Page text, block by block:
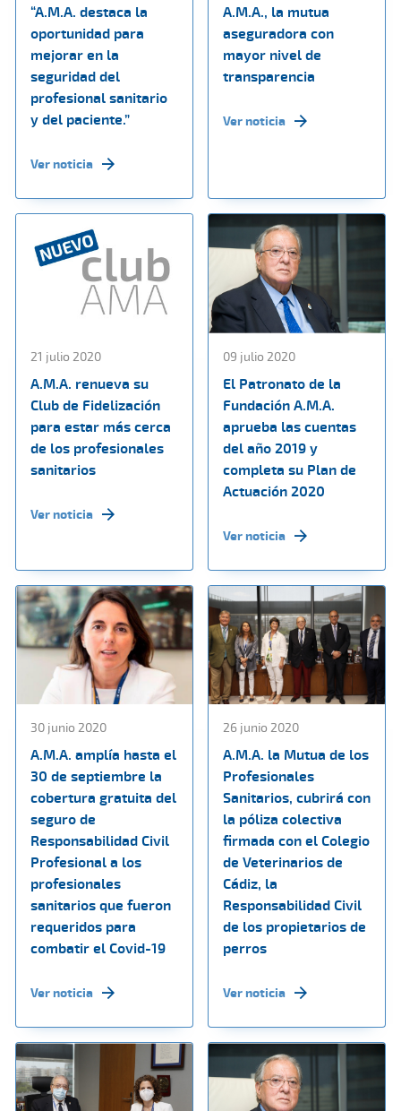
“A.M.A. destaca la
oportunidad para
mejorar en la
seguridad del
profesional sanitario
y del paciente.”
Ver noticia
A.M.A., la mutua
aseguradora con
mayor nivel de
transparencia
Ver noticia
21 julio 2020
A.M.A. renueva su
Club de Fidelización
para estar más cerca
de los profesionales
sanitarios
Ver noticia
09 julio 2020
El Patronato de la
Fundación A.M.A.
aprueba las cuentas
del año 2019 y
completa su Plan de
Actuación 2020
Ver noticia
30 junio 2020
A.M.A. amplía hasta el
30 de septiembre la
cobertura gratuita del
seguro de
Responsabilidad Civil
Profesional a los
profesionales
sanitarios que fueron
requeridos para
combatir el Covid-19
Ver noticia
26 junio 2020
A.M.A. la Mutua de los
Profesionales
Sanitarios, cubrirá con
la póliza colectiva
firmada con el Colegio
de Veterinarios de
Cádiz, la
Responsabilidad Civil
de los propietarios de
perros
Ver noticia